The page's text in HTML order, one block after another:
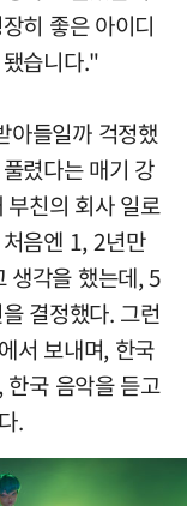
히 좋은 아이디
습니다."
아들일까 걱정했
렸다는 매기 강
친의 회사 일로
음엔 1, 2년만
생각을 했는데, 5
결정했다. 그런
서 보내며, 한국
국 음악을 듣고
.